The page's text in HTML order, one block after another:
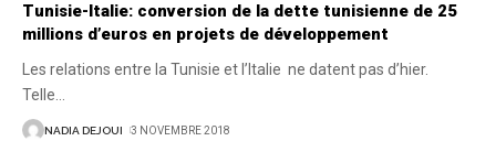
Tunisie-Italie: conversion de la dette tunisienne de 25
millions d’euros en projets de développement
Les relations entre la Tunisie et l’Italie ne datent pas d’hier.
Telle
NADIA DEJOUI 3 NOVEMBRE 2018